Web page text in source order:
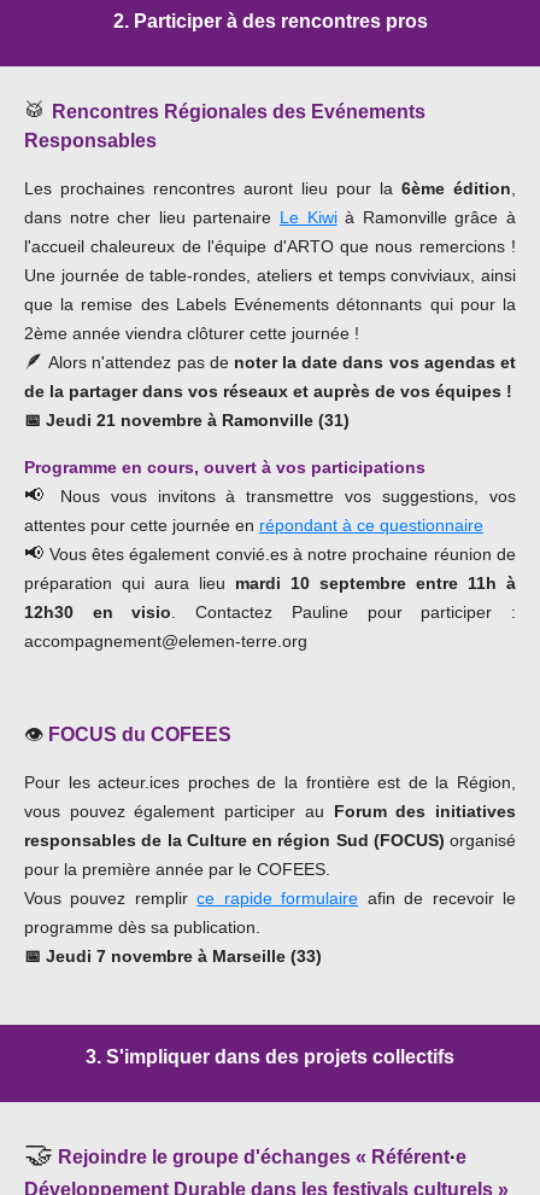
2. Participer à des rencontres pros
🥁
Rencontres Régionales des Evénements
Responsables
Les prochaines rencontres auront lieu pour la 6ème édition
dans notre cher lieu partenaire Le Kiwià Ramonville grâce à
l'accueil chaleureux de l'équipe d'ARTO que nous remercions !
Une journée de table-rondes, ateliers et temps conviviaux, ainsi
que la remise des Labels Evénements détonnants qui pour la
2ème année viendra clôturer cette journée !
🪶Alors n'attendez pas de noter la date dans vos agendas et
de la partager dans vos réseaux et auprès de vos équipes !
📅 Jeudi 21 novembre à Ramonville (31)
Programme en cours, ouvert à vos participations
📢
Nous vous invitons à transmettre vos suggestions, vos
attentes pour cette journée en répondant à ce questionnaire
📢 Vous êtes également convié.es à notre prochaine réunion de
préparation qui aura lieu mardi 10 septembre entre 11h à
12h30 en visio . Contactez Pauline pour participer :
accompagnement@elemen-terre.org
👁️ FOCUS du COFEES
Pour les acteur.ices proches de la frontière est de la Région,
vous pouvez également participer au Forum des initiatives
responsables de la Culture en région Sud (FOCUS) organisé
pour la première année par le COFEES.
Vous pouvez remplirce rapide formulaire afin de recevoir le
programme dès sa publication.
📅 Jeudi 7 novembre à Marseille (33)
3. S'impliquer dans des projets collectifs
🤝 Rejoindre le groupe d'échanges « Référent·e
Développement Durable dans les festivals culturels »